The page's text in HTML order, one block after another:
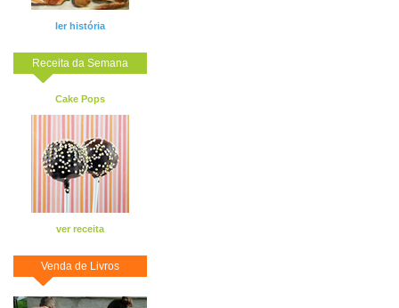
ler história
Receita da Semana
Cake Pops
ver receita
Venda de Livros